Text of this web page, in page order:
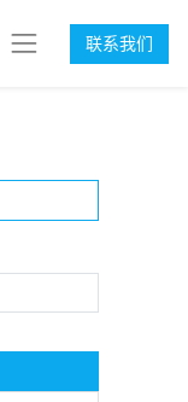
联系我们